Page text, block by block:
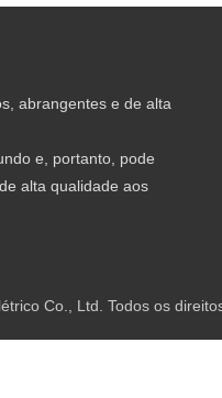
abrangentes e de alta
e, portanto, pode
alta qualidade aos
Co., Ltd. Todos os